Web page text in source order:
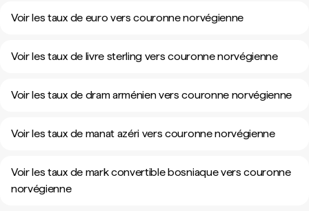
Voir les taux de euro vers couronne norvégienne
Voir les taux de livre sterling vers couronne norvégienne
Voir les taux de dram arménien vers couronne norvégienne
Voir les taux de manat azéri vers couronne norvégienne
Voir les taux de mark convertible bosniaque vers couronne
norvégienne